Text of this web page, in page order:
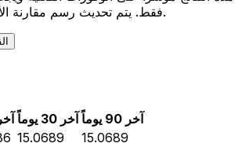
فقط. يتم تحديث رسم مقارنة الأسعار كل ثلاثة أشهر.
آخر 7 أيام آخر 30 يوماً
آخر 90 يوماً
15.0689
15.0689